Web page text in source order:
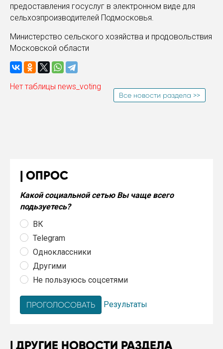
предоставления госуслуг в электронном виде для
сельхозпроизводителей Подмосковья.
Министерство сельского хозяйства и продовольствия
Московской области
Нет таблицы news_voting
Все новости раздела >>
ОПРОС
Какой социальной сетью Вы чаще всего
подьзуетесь?
ВК
Telegram
Одноклассники
Другими
Не пользуюсь соцсетями
Результаты
ДРУГИЕ НОВОСТИ РАЗДЕЛА